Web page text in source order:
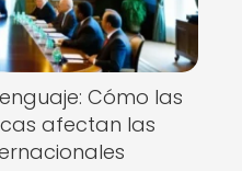
Cómo las
afectan las